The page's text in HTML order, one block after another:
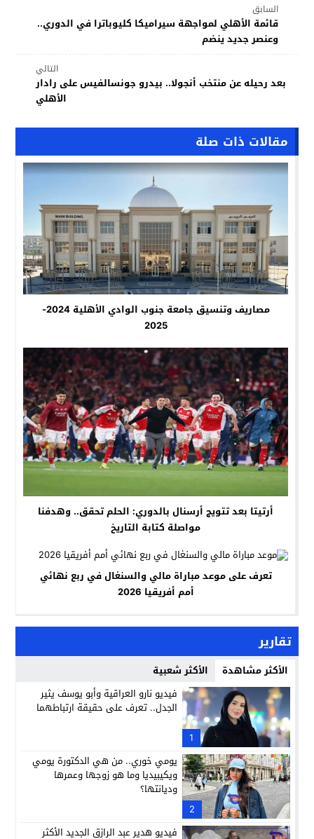
السابق
قائمة الأهلي لمواجهة سيراميكا كليوباترا في الدوري..
وعنصر جديد ينضم
التالي
بعد رحيله عن منتخب أنجولا.. بيدرو جونسالفيس على رادار
الأهلي
مقالات ذات صلة
مصاريف وتنسيق جامعة جنوب الوادي الأهلية 2024-
2025
أرتيتا بعد تتويج أرسنال بالدوري: الحلم تحقق.. وهدفنا
مواصلة كتابة التاريخ
تعرف على موعد مباراة مالي والسنغال في ربع نهائي
أمم أفريقيا 2026
تقارير
الأكثر مشاهدة الأكثر شعبية
1
فيديو نارو العراقية وأبو يوسف يثير
الجدل.. تعرف على حقيقة ارتباطهما
2
يومي خوري.. من هي الدكتورة يومي
ويكيبيديا وما هو زوجها وعمرها
وديانتها؟
فيديو هدير عبد الرازق الجديد الأكثر